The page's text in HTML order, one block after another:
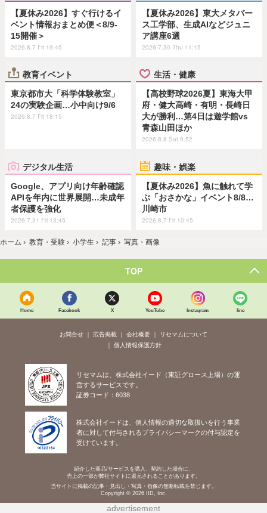
【夏休み2026】すぐ行けるイ
ベント情報おまとめ便＜8/9-
15開催＞
2026.8.7 Fri 19:45
【夏休み2026】東大メタバー
ス工学部、生成AIなどジュニ
ア講座6選
2026.7.30 Thu 11:15
教育イベント
東京都市大「科学体験教室」
24の実験企画…小中向け9/6
2026.8.7 Fri 18:15
生活・健康
【高校野球2026夏】東海大甲
府・健大高崎・有明・長崎日
大が勝利…第4日は遊学館vs
青森山田ほか
2026.8.8 Sat 9:52
デジタル生活
Google、アプリ向け年齢確認
APIを年内に世界展開…未成年
者保護を強化
2026.7.31 Fri 13:45
趣味・娯楽
【夏休み2026】魚に触れて学
ぶ「おさかな」イベント8/8…
川崎市
2026.8.7 Fri 10:45
ホーム › 教育・受験 › 小学生 › 記事 › 写真・画像
TOP
Home Facebook X YouTube Instagram line
お問合せ 広告掲載 会社概要
リセマムについて
個人情報保護方針
リセマムは、株式会社イード（東証グロース上場）の運
営するサービスです。
証券コード：6038
株式会社イードは、個人情報の適切な取扱いを行う事業
者に対して付与されるプライバシーマークの付与認定を
受けています。
紹介した商品/サービスを購入、契約した場合に、
売上の一部が弊社サイトに還元されることがあります。
当サイトに掲載の記事・見出し・写真・画像の無断転載を禁じます。
Copyright © 2026 IID, Inc.
advertisement